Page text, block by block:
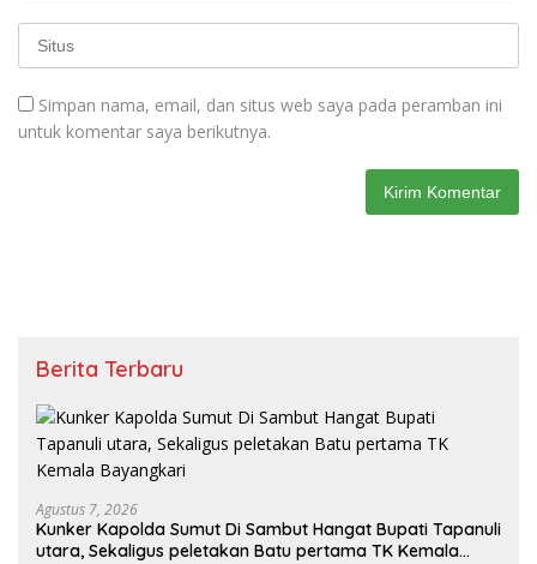
Simpan nama, email, dan situs web saya pada peramban ini
untuk komentar saya berikutnya.
Berita Terbaru
Agustus 7, 2026
Kunker Kapolda Sumut Di Sambut Hangat Bupati Tapanuli
utara, Sekaligus peletakan Batu pertama TK Kemala